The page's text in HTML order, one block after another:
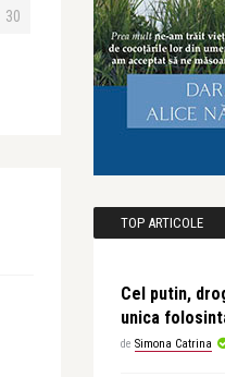
30
TOP ARTICOLE
Cel putin,
unica
de Simona Catrina